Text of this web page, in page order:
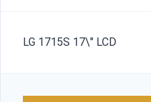
LG 1715S 17\" LCD